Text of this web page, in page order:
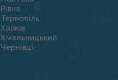
Рівне
Тернопіль
Харків
Хмельницький
Чернівці